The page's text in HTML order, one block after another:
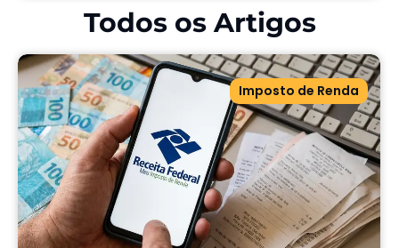
Todos os Artigos
Imposto de Renda